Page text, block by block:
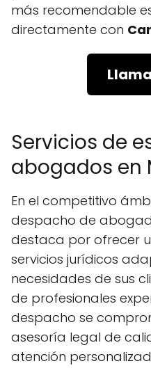
más recomendable
directamente con
Servicios de
abogados en
En el competitivo
despacho de
destaca por ofrecer
servicios jurídicos
necesidades de sus
de profesionales
despacho se
asesoría legal de
atención